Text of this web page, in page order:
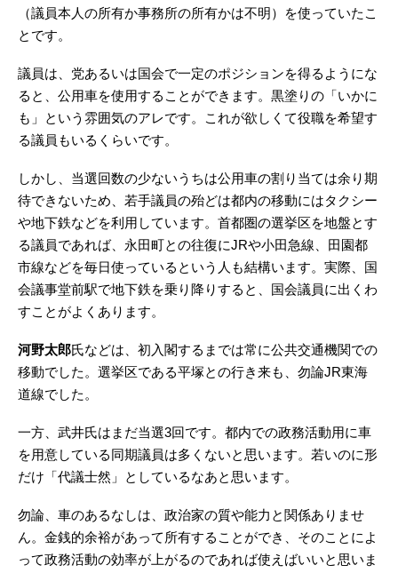
（議員本人の所有か事務所の所有かは不明）を使っていたこ
とです。
議員は、党あるいは国会で一定のポジションを得るようにな
ると、公用車を使用することができます。黒塗りの「いかに
も」という雰囲気のアレです。これが欲しくて役職を希望す
る議員もいるくらいです。
しかし、当選回数の少ないうちは公用車の割り当ては余り期
待できないため、若手議員の殆どは都内の移動にはタクシー
や地下鉄などを利用しています。首都圏の選挙区を地盤とす
る議員であれば、永田町との往復にJRや小田急線、田園都
市線などを毎日使っているという人も結構います。実際、国
会議事堂前駅で地下鉄を乗り降りすると、国会議員に出くわ
すことがよくあります。
河野太郎氏などは、初入閣するまでは常に公共交通機関での
移動でした。選挙区である平塚との行き来も、勿論JR東海
道線でした。
一方、武井氏はまだ当選3回です。都内での政務活動用に車
を用意している同期議員は多くないと思います。若いのに形
だけ「代議士然」としているなあと思います。
勿論、車のあるなしは、政治家の質や能力と関係ありませ
ん。金銭的余裕があって所有することができ、そのことによ
って政務活動の効率が上がるのであれば使えばいいと思いま